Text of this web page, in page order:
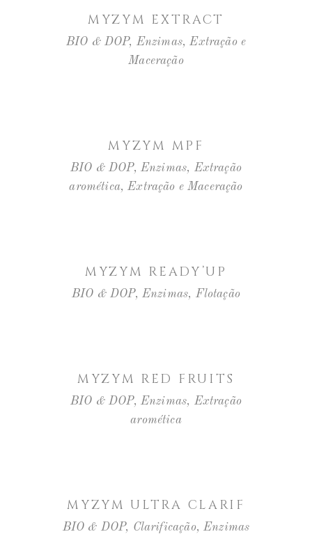
MYZYM EXTRACT
BIO & DOP, Enzimas,Extração e
Maceração
MYZYM MPF
BIO & DOP, Enzimas, Extração
aromética,Extração e Maceração
MYZYM READY’UP
BIO & DOP, Enzimas, Flotação
MYZYM RED FRUITS
BIO & DOP, Enzimas, Extração
aromética
MYZYM ULTRA CLARIF
BIO & DOP, Clarificação,Enzimas